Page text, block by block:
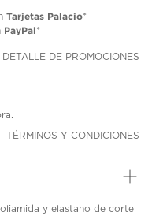
Tarjetas Palacio*
PayPal*
DETALLE DE PROMOCIONES
TÉRMINOS Y CONDICIONES
y elastano de corte